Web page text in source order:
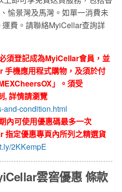
愉景灣及馬灣。如單一消費未
費。請聯絡MyiCellar查詢詳
須登記成為MyiCellar會員，並
手機應用程式購物，及須於付
」。須受
, 詳情請瀏覽
and-condition.html
內可使用優惠碼最多一次
指定優惠專頁內所列之精選貨
2KKempE
雲窖優惠 條款